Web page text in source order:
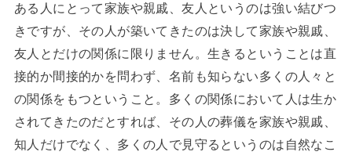
ある人にとって家族や親戚、友人というのは強い結びつ
きですが、その人が築いてきたのは決して家族や親戚、
友人とだけの関係に限りません。生きるということは直
接的か間接的かを問わず、名前も知らない多くの人々と
の関係をもつということ。多くの関係において人は生か
されてきたのだとすれば、その人の葬儀を家族や親戚、
知人だけでなく、多くの人で見守るというのは自然なこ